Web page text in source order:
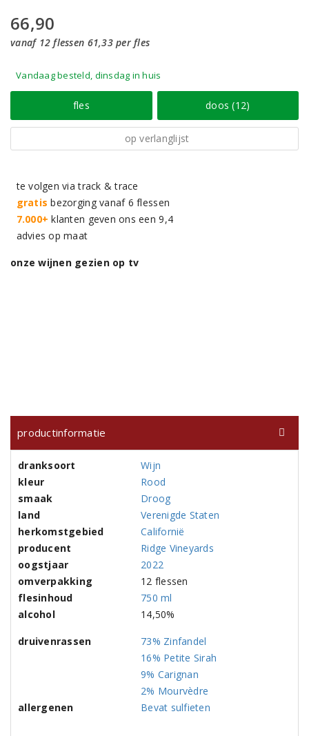
66,90
vanaf 12 flessen 61,33 per fles
Vandaag besteld, dinsdag in huis
fles doos (12)
op verlanglijst
te volgen via track & trace
gratis bezorging vanaf 6 flessen
7.000+ klanten geven ons een 9,4
advies op maat
onze wijnen gezien op tv
productinformatie
dranksoort
Wijn
kleur
Rood
smaak
Droog
land
Verenigde Staten
herkomstgebied
Californië
producent
Ridge Vineyards
oogstjaar
2022
omverpakking
12 flessen
flesinhoud
750 ml
alcohol
14,50%
druivenrassen
73% Zinfandel
16% Petite Sirah
9% Carignan
2% Mourvèdre
allergenen
Bevat sulfieten